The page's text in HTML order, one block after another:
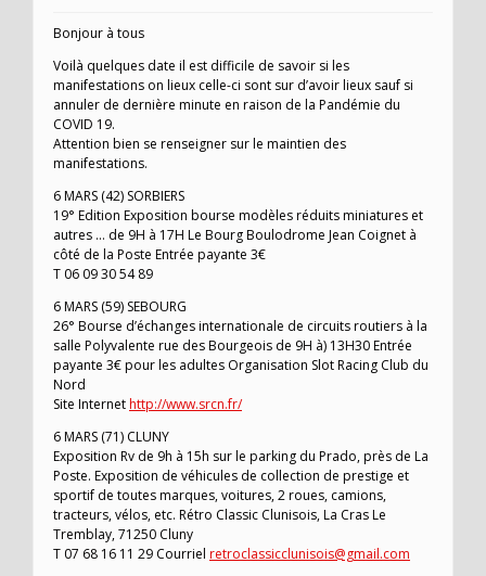
Bonjour à tous
Voilà quelques date il est difficile de savoir si les
manifestations on lieux celle-ci sont sur d’avoir lieux sauf si
annuler de dernière minute en raison de la Pandémie du
COVID 19.
Attention bien se renseigner sur le maintien des
manifestations.
6 MARS (42) SORBIERS
19° Edition Exposition bourse modèles réduits miniatures et
autres … de 9H à 17H Le Bourg Boulodrome Jean Coignet à
côté de la Poste Entrée payante 3€
T 06 09 30 54 89
6 MARS (59) SEBOURG
26° Bourse d’échanges internationale de circuits routiers à la
salle Polyvalente rue des Bourgeois de 9H à) 13H30 Entrée
payante 3€ pour les adultes Organisation Slot Racing Club du
Nord
Site Internethttp://www.srcn.fr/
6 MARS (71) CLUNY
Exposition Rv de 9h à 15h sur le parking du Prado, près de La
Poste. Exposition de véhicules de collection de prestige et
sportif de toutes marques, voitures, 2 roues, camions,
tracteurs, vélos, etc. Rétro Classic Clunisois, La Cras Le
Tremblay, 71250 Cluny
T 07 68 16 11 29 Courriel retroclassicclunisois@gmail.com